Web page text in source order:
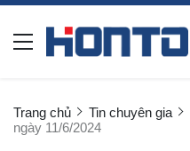
Trang chủ Tin chuyên gia
ngày 11/6/2024